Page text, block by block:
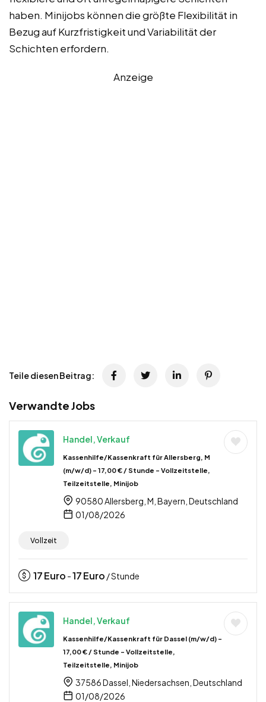
haben. Minijobs können die größte Flexibilität in
Bezug auf Kurzfristigkeit und Variabilität der
Schichten erfordern.
Anzeige
Teile diesen Beitrag:
Verwandte Jobs
Handel, Verkauf
Kassenhilfe/Kassenkraft für Allersberg, M
(m/w/d) – 17,00 € / Stunde – Vollzeitstelle,
Teilzeitstelle, Minijob
90580 Allersberg, M, Bayern, Deutschland
01/08/2026
Vollzeit
17Euro -17Euro / Stunde
Handel, Verkauf
Kassenhilfe/Kassenkraft für Dassel (m/w/d) –
17,00 € / Stunde – Vollzeitstelle,
Teilzeitstelle, Minijob
37586 Dassel, Niedersachsen, Deutschland
01/08/2026